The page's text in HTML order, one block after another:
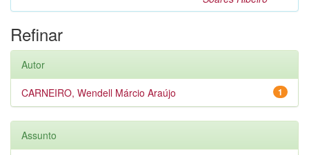
Refinar
Autor
1
CARNEIRO, Wendell Márcio Araújo
Assunto